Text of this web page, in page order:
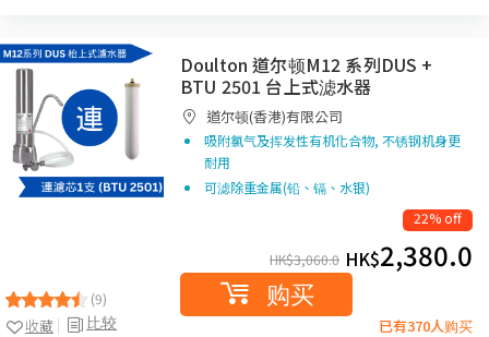
(9)
比较
收藏
Doulton 道尔顿M12 系列DUS +
BTU 2501 台上式滤水器
道尔顿(香港)有限公司
吸附氯气及挥发性有机化合物, 不锈钢机身更
耐用
可滤除重金属(铅、镉、水银)
22% off
HK$3,060.0 HK$2,380.0
购买
已有370人购买